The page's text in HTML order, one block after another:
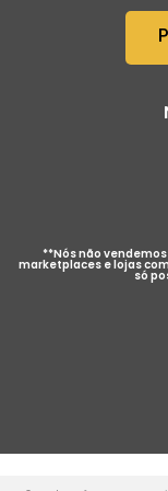
**Nós não
marketplaces e lojas
só